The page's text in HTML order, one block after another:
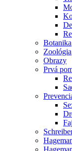
Botanika
Zoológia
Obrazy
Prvá